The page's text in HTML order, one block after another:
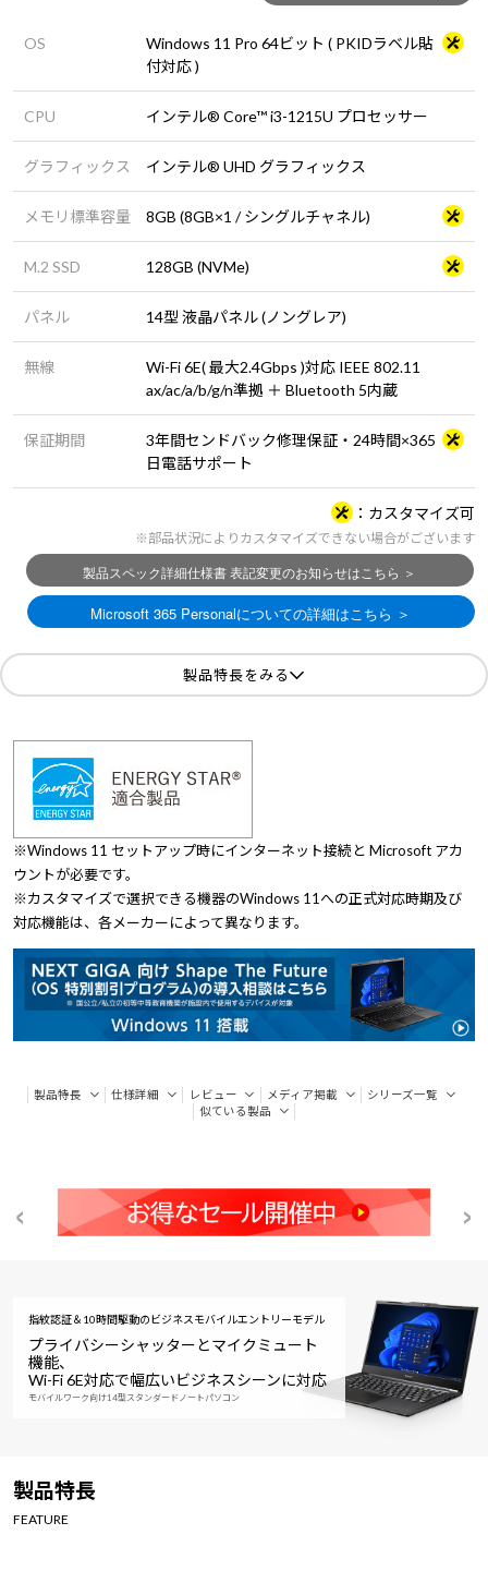
OS
Windows 11 Pro 64ビット ( PKIDラベル貼
付対応 )
CPU インテル® Core™ i3-1215U プロセッサー
グラフィックス インテル® UHD グラフィックス
メモリ標準容量 8GB (8GB×1 / シングルチャネル)
M.2 SSD 128GB (NVMe)
パネル 14型 液晶パネル (ノングレア)
無線
Wi-Fi 6E( 最大2.4Gbps )対応 IEEE 802.11
ax/ac/a/b/g/n準拠 ＋ Bluetooth 5内蔵
保証期間
3年間センドバック修理保証・24時間×365
日電話サポート
カスタマイズ可
※部品状況によりカスタマイズできない場合がございます
製品特長をみる
※Windows 11 セットアップ時にインターネット接続と Microsoft アカ
ウントが必要です。
※カスタマイズで選択できる機器のWindows 11への正式対応時期及び
対応機能は、各メーカーによって異なります。
製品特長 仕様詳細 レビュー メディア掲載
シリーズ一覧
似ている製品
指紋認証＆10時間駆動のビジネスモバイルエントリーモデル
プライバシーシャッターとマイクミュート
機能、
Wi-Fi 6E対応で幅広いビジネスシーンに対応
モバイルワーク向け14型スタンダードノートパソコン
製品特長
FEATURE